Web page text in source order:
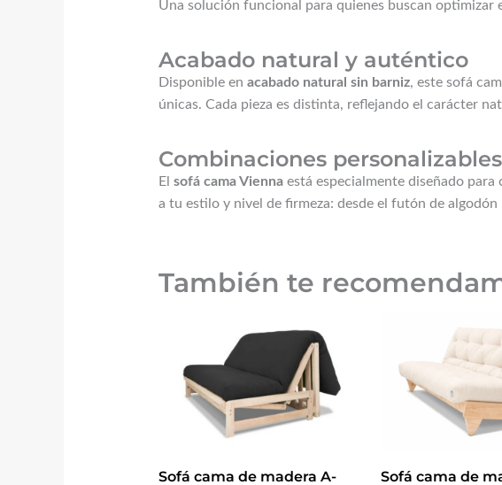
Una solución funcional para quienes buscan optimizar
Acabado natural y auténtico
Disponible en acabado natural sin barniz, este sofá
únicas. Cada pieza es distinta, reflejando el carácter
Combinaciones personalizables
El sofá cama Viennaestá especialmente diseñado para
a tu estilo y nivel de firmeza: desde el futón de
También te
Sofá cama de madera A-
Sofá cama de